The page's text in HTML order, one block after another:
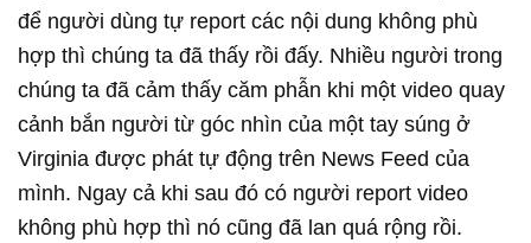
để người dùng tự report các nội dung không phù
hợp thì chúng ta đã thấy rồi đấy. Nhiều người trong
chúng ta đã cảm thấy căm phẫn khi một video quay
cảnh bắn người từ góc nhìn của một tay súng ở
Virginia được phát tự động trên News Feed của
mình. Ngay cả khi sau đó có người report video
không phù hợp thì nó cũng đã lan quá rộng rồi.